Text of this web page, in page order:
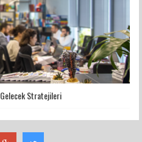
Gelecek Stratejileri